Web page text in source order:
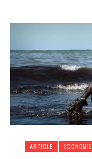
ARTICLE ECONOMIE